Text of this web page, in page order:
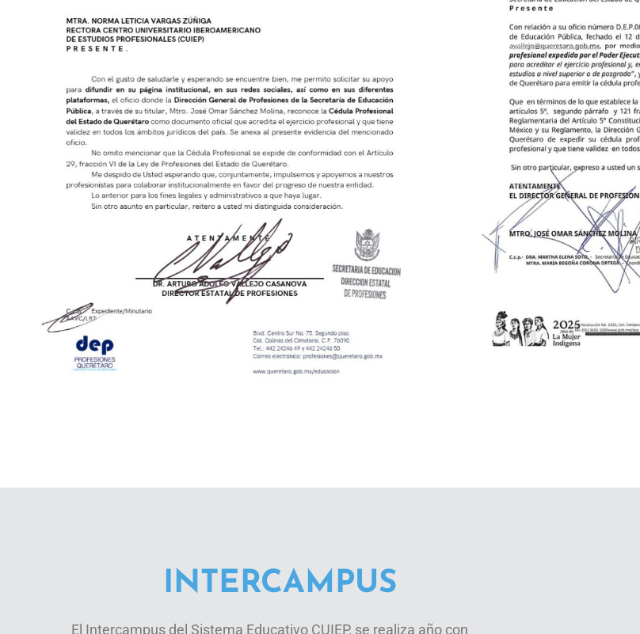
INTERCAMPUS
El Intercampus del Sistema Educativo CUIEP, se realiza año con